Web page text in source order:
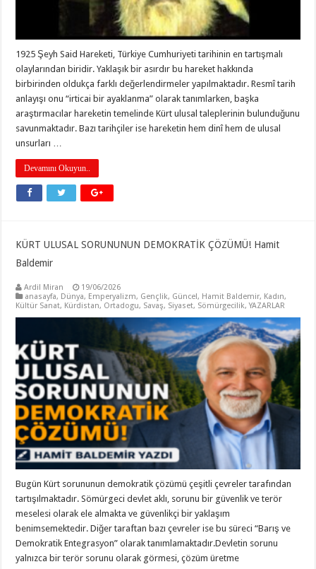
1925 Şeyh Said Hareketi, Türkiye Cumhuriyeti tarihinin en tartışmalı
olaylarından biridir. Yaklaşık bir asırdır bu hareket hakkında
birbirinden oldukça farklı değerlendirmeler yapılmaktadır. Resmî tarih
anlayışı onu “irticai bir ayaklanma” olarak tanımlarken, başka
araştırmacılar hareketin temelinde Kürt ulusal taleplerinin bulunduğunu
savunmaktadır. Bazı tarihçiler ise hareketin hem dinî hem de ulusal
unsurları …
Devamını Okuyun..
KÜRT ULUSAL SORUNUNUN DEMOKRATİK ÇÖZÜMÜ! Hamit
Baldemir
Ardil Miran
19/06/2026
anasayfa, Dünya, Emperyalizm, Gençlik, Güncel, Hamit Baldemir, Kadın,
Kültür Sanat, Kürdistan, Ortadogu, Savaş, Siyaset, Sömürgecilik,YAZARLAR
Bugün Kürt sorununun demokratik çözümü çeşitli çevreler tarafından
tartışılmaktadır. Sömürgeci devlet aklı, sorunu bir güvenlik ve terör
meselesi olarak ele almakta ve güvenlikçi bir yaklaşım
benimsemektedir. Diğer taraftan bazı çevreler ise bu süreci “Barış ve
Demokratik Entegrasyon” olarak tanımlamaktadır.Devletin sorunu
yalnızca bir terör sorunu olarak görmesi, çözüm üretme